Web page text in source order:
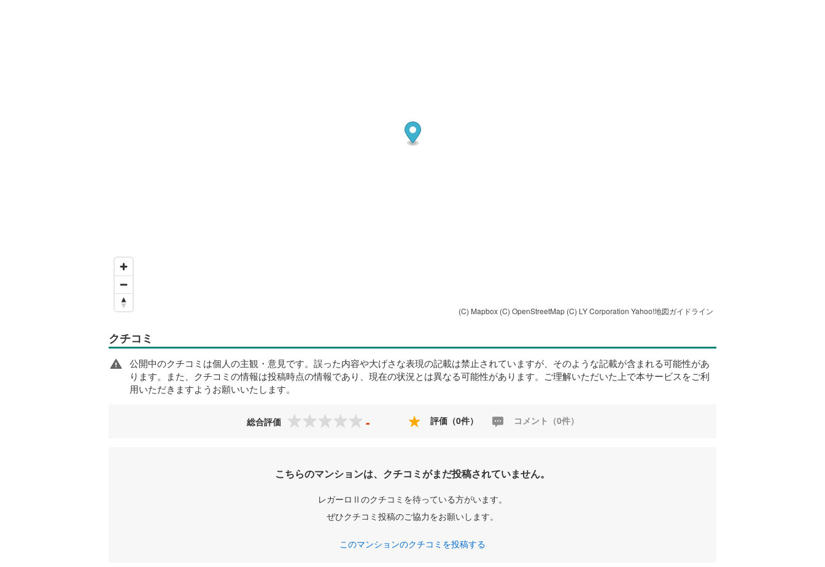
(C) Mapbox (C) OpenStreetMap (C) LY Corporation Yahoo!地図ガイドライン
クチコミ
公開中のクチコミは個人の主観・意見です。誤った内容や大げさな表現の記載は禁止されていますが、そのような記載が含まれる可能性があ
ります。また、クチコミの情報は投稿時点の情報であり、現在の状況とは異なる可能性があります。ご理解いただいた上で本サービスをご利
用いただきますようお願いいたします。
総合評価 - 評価（0件） コメント（0件）
こちらのマンションは、クチコミがまだ投稿されていません。
レガーロⅡのクチコミを待っている方がいます。
ぜひクチコミ投稿のご協力をお願いします。
このマンションのクチコミを投稿する